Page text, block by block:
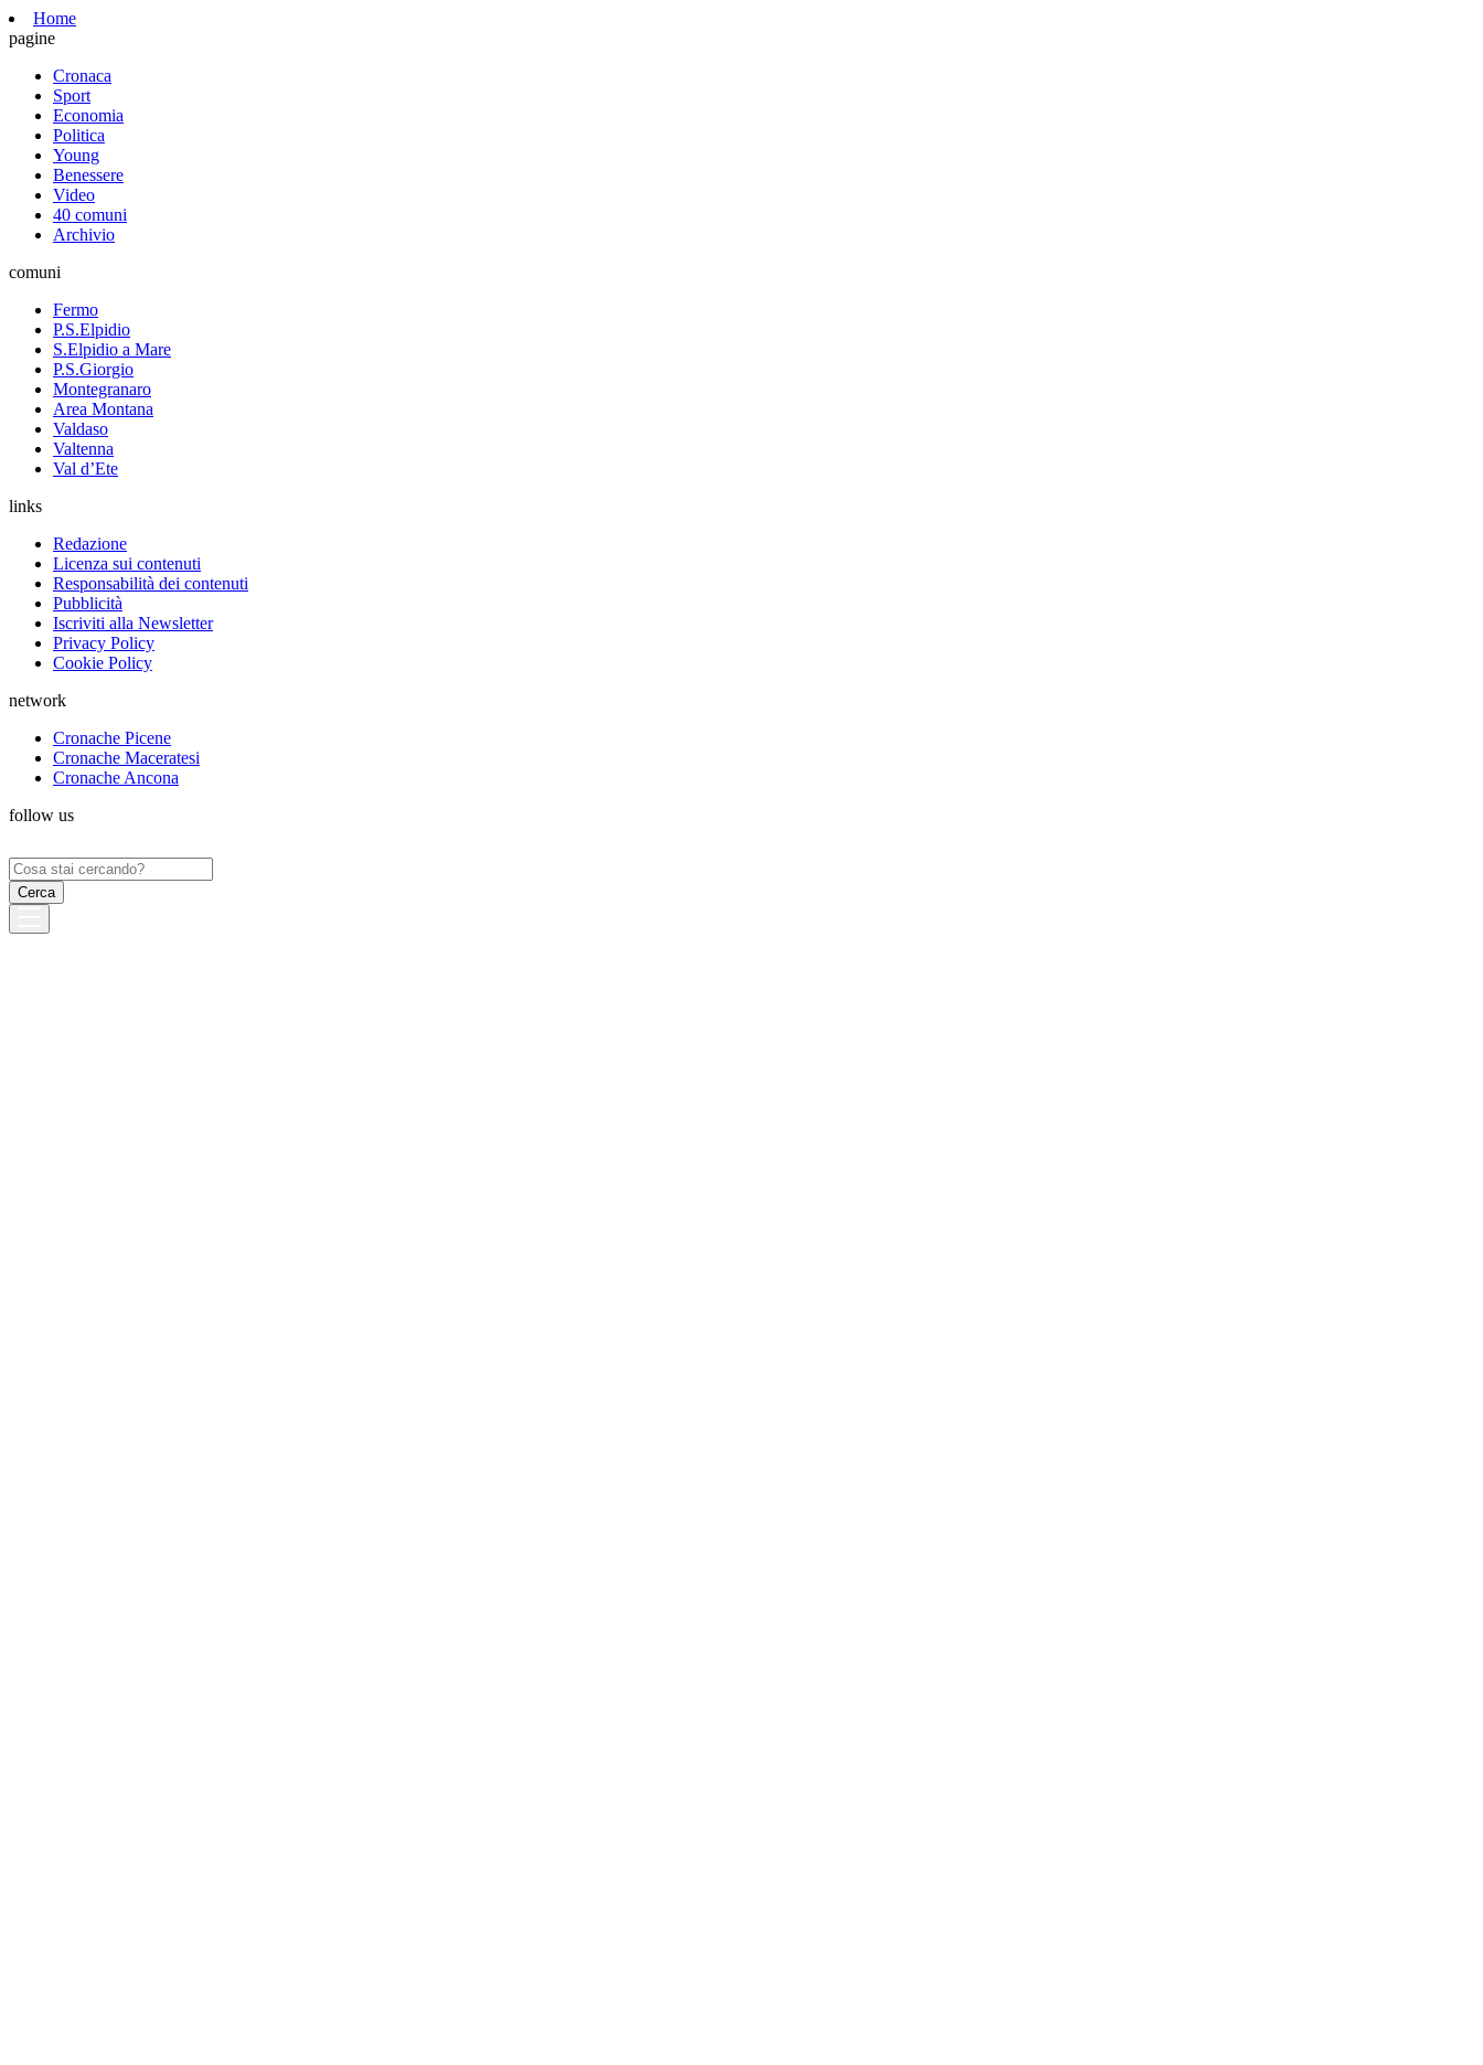
Home
pagine
Cronaca
Sport
Economia
Politica
Young
Benessere
Video
40 comuni
Archivio
comuni
Fermo
P.S.Elpidio
S.Elpidio a Mare
P.S.Giorgio
Montegranaro
Area Montana
Valdaso
Valtenna
Val d’Ete
links
Redazione
Licenza sui contenuti
Responsabilità dei contenuti
Pubblicità
Iscriviti alla Newsletter
Privacy Policy
Cookie Policy
network
Cronache Picene
Cronache Maceratesi
Cronache Ancona
follow us
Ricerca
per: